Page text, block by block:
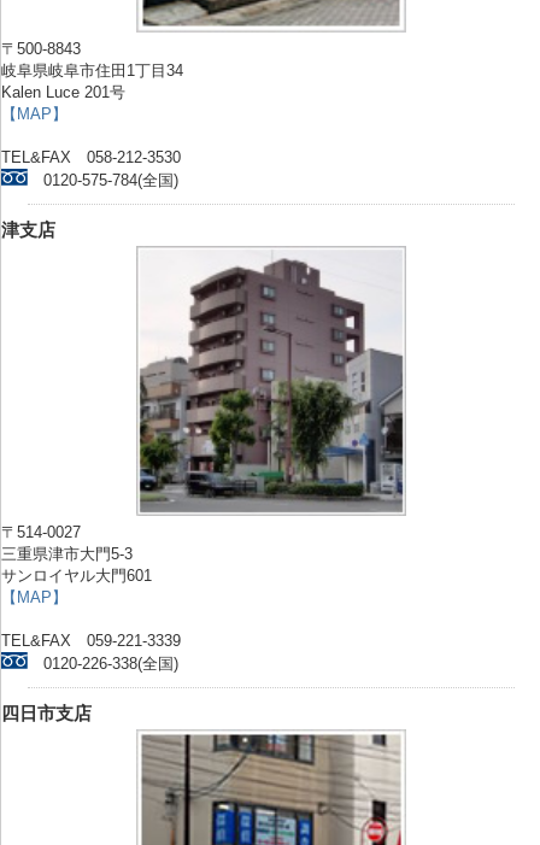
〒500-8843
岐阜県岐阜市住田1丁目34
Kalen Luce 201号
【MAP】
TEL&FAX 058-212-3530
0120-575-784(全国)
津支店
〒514-0027
三重県津市大門5-3
サンロイヤル大門601
【MAP】
TEL&FAX 059-221-3339
0120-226-338(全国)
四日市支店